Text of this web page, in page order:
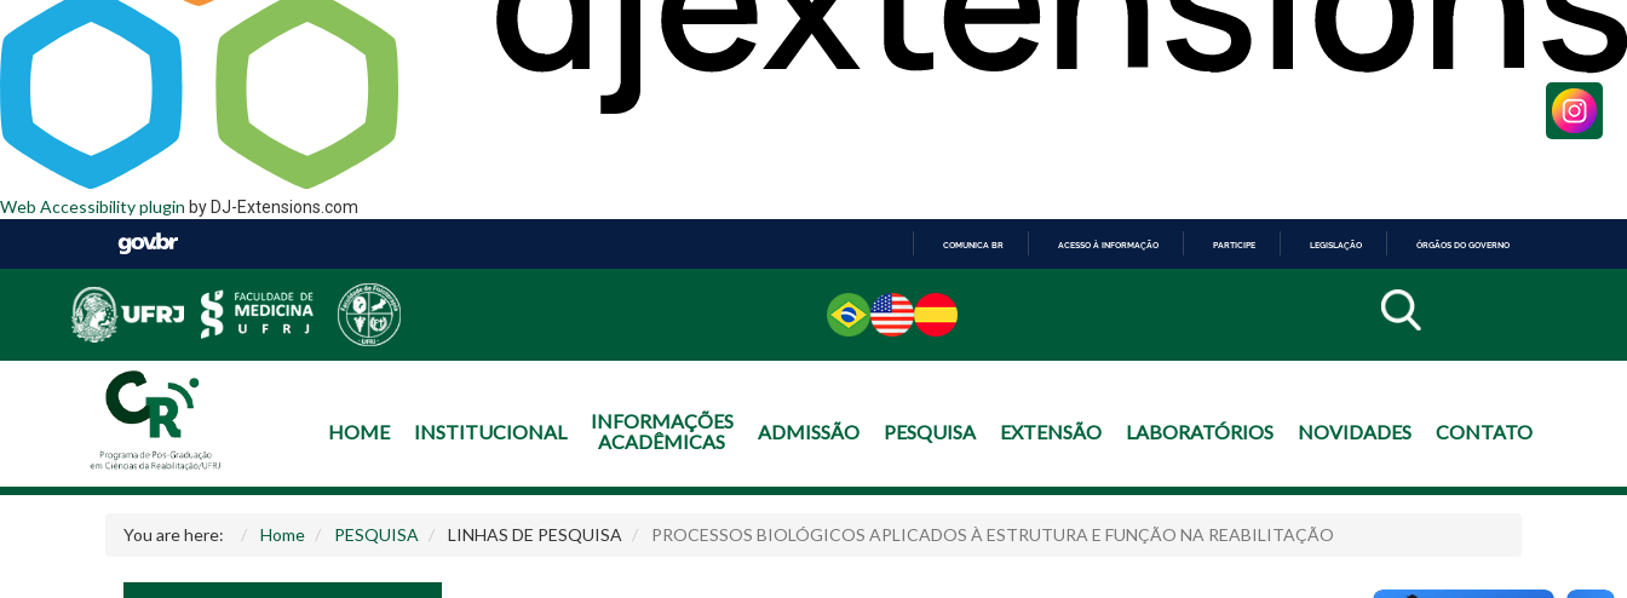
Web Accessibility plugin by DJ-Extensions.com
PARA
CONTEÚDO
COMUNICA BR ACESSO À INFORMAÇÃO PARTICIPE LEGISLAÇÃO ÓRGÃOS DO GOVERNO
HOME INSTITUCIONAL
INFORMAÇÕES
ACADÊMICAS
ADMISSÃO PESQUISA EXTENSÃO LABORATÓRIOS NOVIDADES CONTATO
You are here: Home PESQUISA LINHAS DE PESQUISA PROCESSOS BIOLÓGICOS APLICADOS À ESTRUTURA E FUNÇÃO NA REABILITAÇÃO